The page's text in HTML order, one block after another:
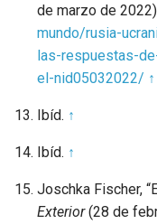
de marzo de
mundo/rusia-
las-respuestas-
el-nid05032022/ ↑
Ibíd. ↑
Ibíd. ↑
Joschka Fischer,
Exterior(28 de